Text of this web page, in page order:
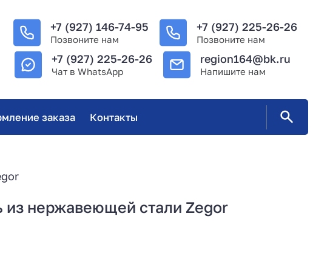
+7 (927) 146-74-95
Позвоните нам
+7 (927) 225-26-26
Позвоните нам
+7 (927) 225-26-26
Чат в WhatsApp
region164@bk.ru
Напишите нам
заказа Контакты
из нержавеющей стали Zegor